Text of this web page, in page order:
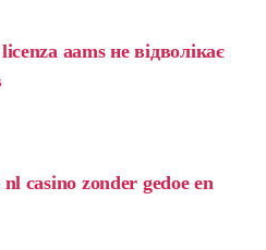
aams не відволікає
casino zonder gedoe en